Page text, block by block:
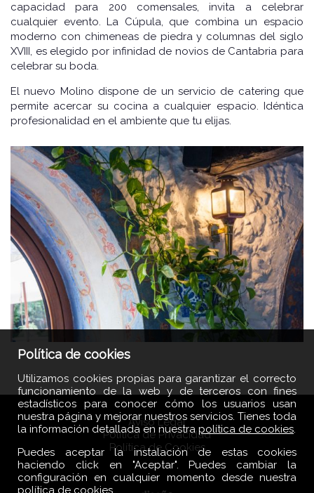
capacidad para 200 comensales, invita a celebrar
cualquier evento. La Cúpula, que combina un espacio
moderno con chimeneas de piedra y columnas del siglo
XVIII, es elegido por infinidad de novios de Cantabria para
celebrar su boda.
El nuevo Molino dispone de un servicio de catering que
permite acercar su cocina a cualquier espacio. Idéntica
profesionalidad en el ambiente que tu elijas.
Aviso Legal
Política de Privacidad
Política de Cookies
Política de cookies
Utilizamos cookies propias para garantizar el correcto
funcionamiento de la web y de terceros con fines
estadísticos para conocer cómo los usuarios usan
nuestra página y mejorar nuestros servicios. Tienes toda
la información detallada en nuestrapolítica de cookies.
Puedes aceptar la instalación de estas cookies
haciendo click en "Aceptar". Puedes cambiar la
configuración en cualquier momento desde nuestra
política de cookies